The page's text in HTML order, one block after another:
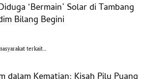
‘Bermain’ Solar di Tambang
Bilang Begini
terkait…